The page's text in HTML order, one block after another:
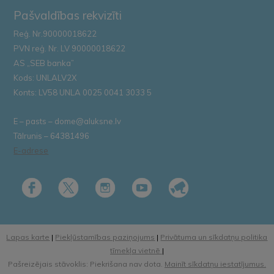
Pašvaldības rekvizīti
Reģ. Nr.90000018622
PVN reģ. Nr. LV 90000018622
AS „SEB banka”
Kods: UNLALV2X
Konts: LV58 UNLA 0025 0041 3033 5
E – pasts – dome@aluksne.lv
Tālrunis – 64381496
E-adrese
Lapas karte | Piekļūstamības paziņojums | Privātuma un sīkdatņu politika
tīmekļa vietnē |
Pašreizējais stāvoklis: Piekrišana nav dota. Mainīt sīkdatņu iestatījumus.